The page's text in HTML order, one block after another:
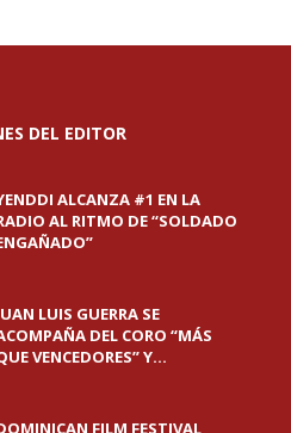
DEL EDITOR
ALCANZA #1 EN LA
AL RITMO DE “SOLDADO
LUIS GUERRA SE
DEL CORO “MÁS
VENCEDORES” Y...
FILM FESTIVAL